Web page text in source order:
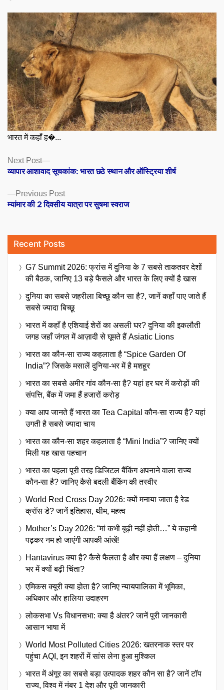
भारत में कहाँ ह�...
Posts
navigation
Previous PostPrevious
post:
म्यांमार की 2 दिवसीय यात्रा पर सुषमा स्वराज
Next Post
Next
post:
व्यापार आशावाद सूचकांक: भारत छठे स्थान और ऑस्ट्रिया शीर्ष
Recent Posts
G7 Summit 2026: फ्रांस में दुनिया के 7 सबसे ताकतवर देशों
की बैठक, जानिए 13 बड़े फैसले और भारत के लिए क्यों है खास
दुनिया का सबसे जहरीला बिच्छू कौन सा है?, जानें कहाँ पाए जाते हैं
सबसे ज्यादा बिच्छू
भारत में कहाँ है एशियाई शेरों का असली घर? दुनिया की इकलौती
जगह जहाँ जंगल में आज़ादी से घूमते हैं Asiatic Lions
भारत का कौन-सा राज्य कहलाता है “Spice Garden Of
India”? जिसके मसालें दुनिया-भर में है मशहूर
भारत का सबसे अमीर गांव कौन-सा है? यहां हर घर में करोड़ों की
संपत्ति, बैंक में जमा हैं हजारों करोड़
क्या आप जानते हैं भारत का Tea Capital कौन-सा राज्य है? यहां
उगती है सबसे ज्यादा चाय
भारत का कौन-सा शहर कहलाता है “Mini India”? जानिए क्यों
मिली यह खास पहचान
भारत का पहला पूरी तरह डिजिटल बैंकिंग अपनाने वाला राज्य
कौन-सा है? जानिए कैसे बदली बैंकिंग की तस्वीर
World Red Cross Day 2026: क्यों मनाया जाता है रेड
क्रॉस डे? जानें इतिहास, थीम, महत्व
Mother’s Day 2026: “मां कभी बूढ़ी नहीं होती…” ये कहानी
पढ़कर नम हो जाएंगी आपकी आंखें!
Hantavirus क्या है? कैसे फैलता है और क्या हैं लक्षण – दुनिया
भर में क्यों बढ़ी चिंता?
एमिकस क्यूरी क्या होता है? जानिए न्यायपालिका में भूमिका,
अधिकार और हालिया उदाहरण
लोकसभा Vs विधानसभा: क्या है अंतर? जानें पूरी जानकारी
आसान भाषा में
World Most Polluted Cities 2026: खतरनाक स्तर पर
पहुंचा AQI, इन शहरों में सांस लेना हुआ मुश्किल
भारत में अंगूर का सबसे बड़ा उत्पादक शहर कौन सा है? जानें टॉप
राज्य, विश्व में नंबर 1 देश और पूरी जानकारी